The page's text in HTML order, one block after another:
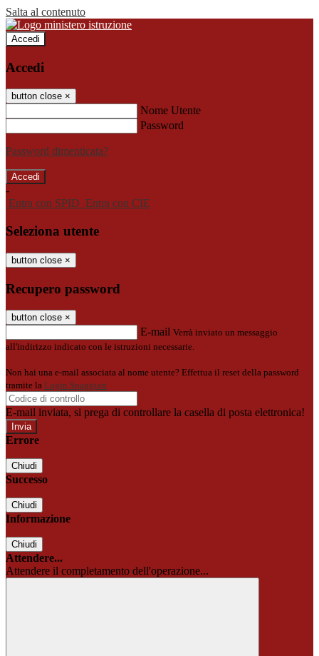
Salta al contenuto
Accedi
Accedi
button close ×
Nome Utente
Password
Password dimenticata?
-
Entra con SPID Entra con CIE
Seleziona utente
button close ×
Recupero password
button close ×
E-mail Verrà inviato un messaggio
all'indirizzo indicato con le istruzioni necessarie.
Non hai una e-mail associata al nome utente? Effettua il reset della password
tramite la Login Spaggiari
E-mail inviata, si prega di controllare la casella di posta elettronica!
Errore
Chiudi
Successo
Chiudi
Informazione
Chiudi
Attendere...
Attendere il completamento dell'operazione...